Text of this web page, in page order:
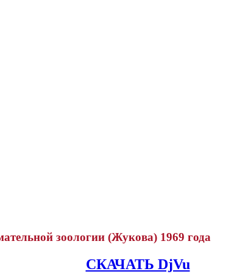
зоологии (Жукова) 1969 года
СКАЧАТЬ DjVu